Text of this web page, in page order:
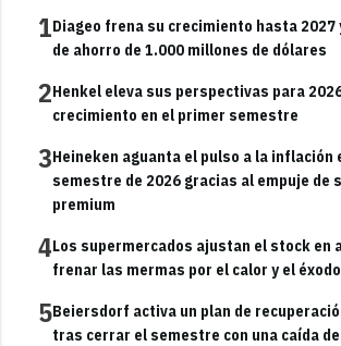
1Diageo frena su crecimiento hasta 2027
de ahorro de 1.000 millones de dólares
2Henkel eleva sus perspectivas para
crecimiento en el primer semestre
3Heineken aguanta el pulso a la inflación
semestre de 2026 gracias al empuje de
premium
4Los supermercados ajustan el stock en
frenar las mermas por el calor y el
5Beiersdorf activa un plan de
tras cerrar el semestre con una caída